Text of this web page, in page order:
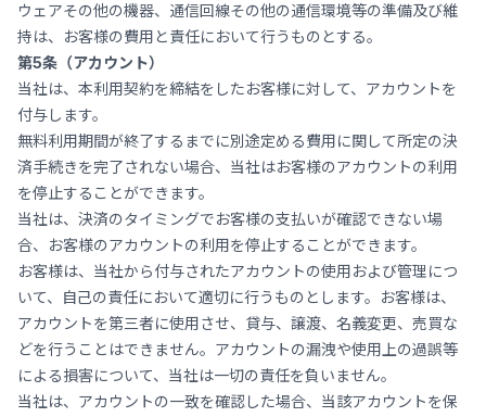
ウェアその他の機器、通信回線その他の通信環境等の準備及び維
持は、お客様の費用と責任において行うものとする。
第5条（アカウント）
当社は、本利用契約を締結をしたお客様に対して、アカウントを
付与します。
無料利用期間が終了するまでに別途定める費用に関して所定の決
済手続きを完了されない場合、当社はお客様のアカウントの利用
を停止することができます。
当社は、決済のタイミングでお客様の支払いが確認できない場
合、お客様のアカウントの利用を停止することができます。
お客様は、当社から付与されたアカウントの使用および管理につ
いて、自己の責任において適切に行うものとします。お客様は、
アカウントを第三者に使用させ、貸与、譲渡、名義変更、売買な
どを行うことはできません。アカウントの漏洩や使用上の過誤等
による損害について、当社は一切の責任を負いません。
当社は、アカウントの一致を確認した場合、当該アカウントを保